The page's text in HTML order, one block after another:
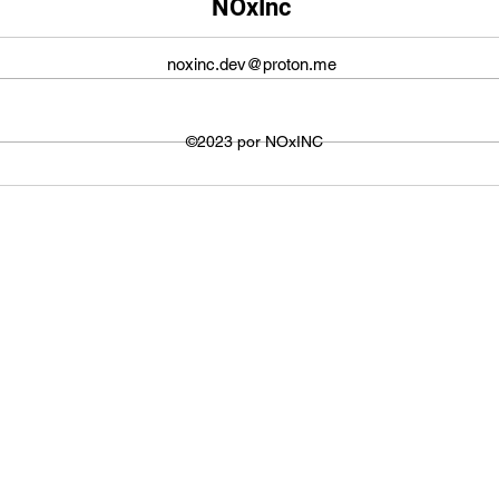
O tamanho da tela do YouTube
utilizada para visualizar os
O
de
NOxInc
noxinc.dev@proton.me
©2023 por NOxINC